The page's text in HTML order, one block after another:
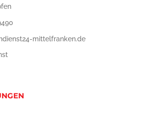
mittelfranken.de